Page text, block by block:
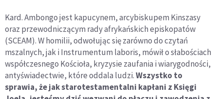
Kard. Ambongo jest kapucynem, arcybiskupem Kinszasy
oraz przewodniczącym rady afrykańskich episkopatów
(SCEAM). W homilii, odwołując się zarówno do czytań
mszalnych, jak i Instrumentum laboris, mówił o słabościach
współczesnego Kościoła, kryzysie zaufania i wiarygodności,
antyświadectwie, które oddala ludzi.Wszystko to
sprawia, że jak starotestamentalni kapłani z Księgi